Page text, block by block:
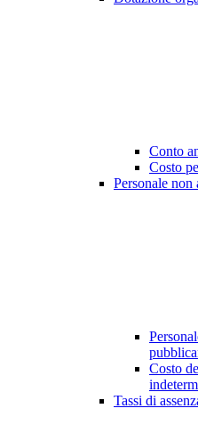
Conto
Costo
Personale non
Costo
Tassi di